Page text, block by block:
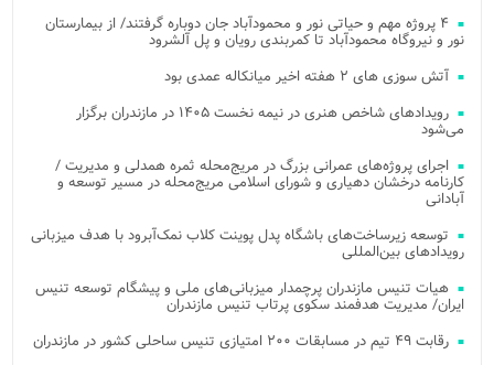
۴ پروژه مهم و حیاتی نور و محمودآباد جان دوباره گرفتند/ از بیمارستان
نور و نیروگاه محمودآباد تا کمربندی رویان و پل آلشرود
آتش‌ سوزی‌ های ۲ هفته اخیر میانکاله عمدی بود
رویدادهای شاخص هنری در نیمه نخست ۱۴۰۵ در مازندران برگزار
می‌شود
اجرای پروژه‌های عمرانی بزرگ در مریج‌محله ثمره همدلی و مدیریت /
کارنامه درخشان دهیاری و شورای اسلامی مریج‌محله در مسیر توسعه و
آبادانی
توسعه زیرساخت‌های باشگاه پدل پوینت کلاب نمک‌آبرود با هدف میزبانی
رویدادهای بین‌المللی
هیات تنیس مازندران پرچمدار میزبانی‌های ملی و پیشگام توسعه تنیس
ایران/ مدیریت هدفمند سکوی پرتاب تنیس مازندران
رقابت ۴۹ تیم در مسابقات ۲۰۰ امتیازی تنیس ساحلی کشور در مازندران